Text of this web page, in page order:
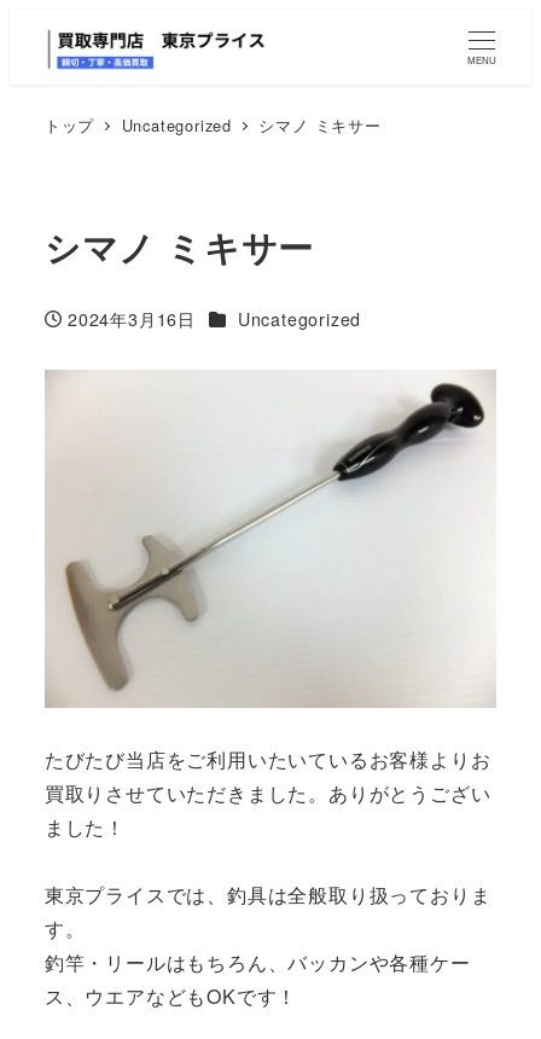
MENU
トップ Uncategorized シマノ ミキサー
シマノ ミキサー
投稿日
2024年3月16日 カテゴリー
Uncategorized
たびたび当店をご利用いたいているお客様よりお
買取りさせていただきました。ありがとうござい
ました！
東京プライスでは、釣具は全般取り扱っておりま
す。
釣竿・リールはもちろん、バッカンや各種ケー
ス、ウエアなどもOKです！